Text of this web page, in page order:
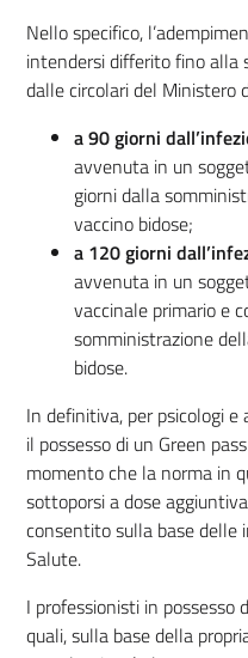
Nello specifico,
intendersi differito fino alla
dalle circolari del Ministero
a 90 giorni
avvenuta in un
giorni dalla
vaccino bidose;
a 120 giorni
avvenuta in un
vaccinale primario e
somministrazione
bidose.
In definitiva, per psicologi
il possesso di un Green
momento che la norma in
sottoporsi a dose
consentito sulla base delle
Salute.
I professionisti in possesso
quali, sulla base della